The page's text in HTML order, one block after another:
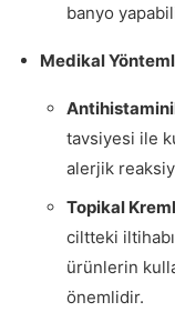
banyo
Medikal
tavsiyesi ile
alerjik
Topikal
ciltteki
ürünlerin
önemlidir.